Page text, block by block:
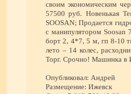
своим экономическим
57500 руб. Новенькая
SOOSAN; Продается
с манипулятором Soosan
борт 2, 4*7, 5 м, гп 8-10
лето – 14 колес,
Торг. Срочно! Машинка в
Опубликовал: Андрей
Размещение: Ижевск